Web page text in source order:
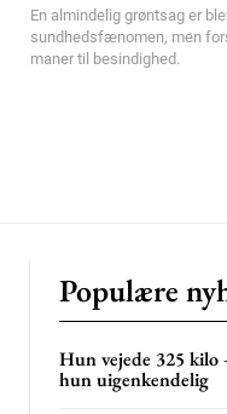
En almindelig grøntsag er
sundhedsfænomen, men
maner til besindighed.
Populære
Hun vejede 325 kilo
hun uigenkendelig